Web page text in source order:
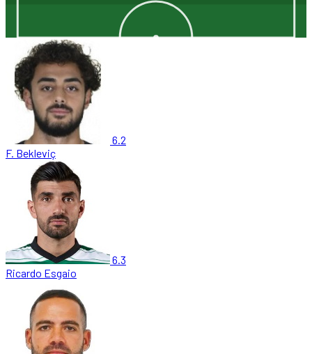
6.2
F. Bekleviç
6.3
Ricardo Esgaio